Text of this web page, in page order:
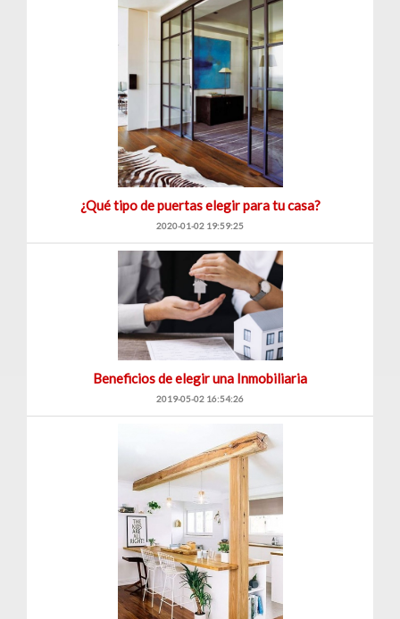
¿Qué tipo de puertas elegir para tu casa?
2020-01-02 19:59:25
Beneficios de elegir una Inmobiliaria
2019-05-02 16:54:26